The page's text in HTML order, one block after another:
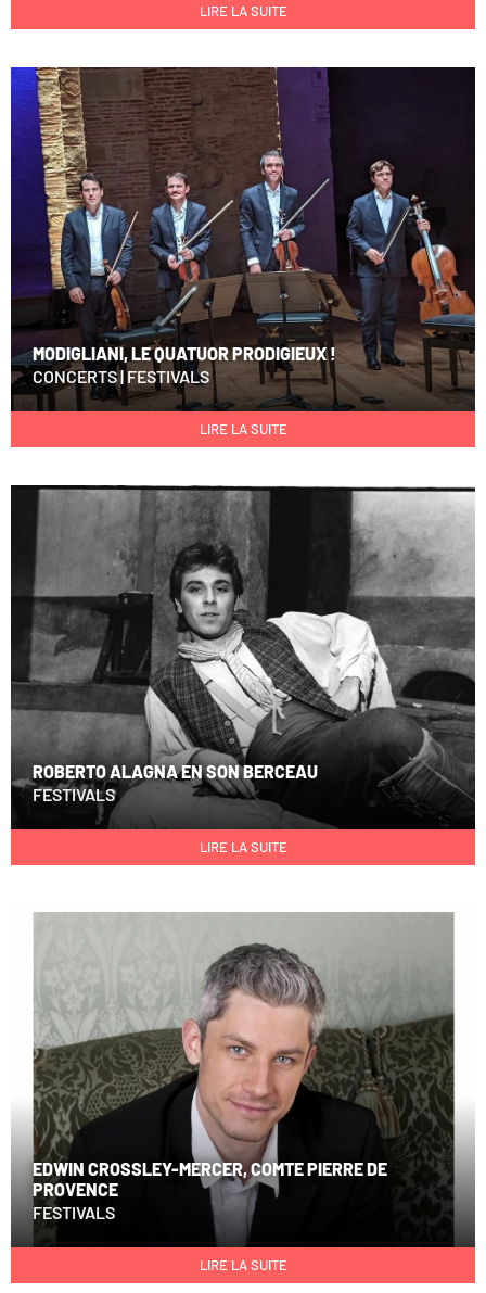
LIRE LA SUITE
MODIGLIANI, LE QUATUOR PRODIGIEUX !
CONCERTS| FESTIVALS
LIRE LA SUITE
ROBERTO ALAGNA EN SON BERCEAU
FESTIVALS
LIRE LA SUITE
EDWIN CROSSLEY-MERCER, COMTE PIERRE DE
PROVENCE
FESTIVALS
LIRE LA SUITE